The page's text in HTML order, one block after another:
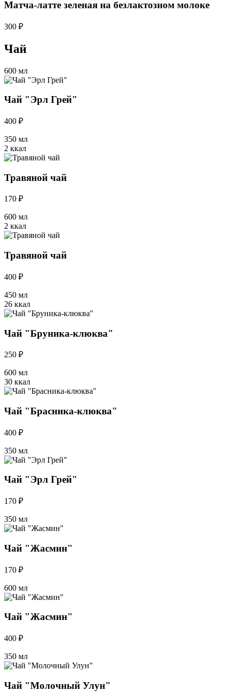
Матча-латте зеленая на безлактозном молоке
300 ₽
Чай
600 мл
Чай "Эрл Грей"
400 ₽
350 мл
2 ккал
Травяной чай
170 ₽
600 мл
2 ккал
Травяной чай
400 ₽
450 мл
26 ккал
Чай "Бруника-клюква"
250 ₽
600 мл
30 ккал
Чай "Брасника-клюква"
400 ₽
350 мл
Чай "Эрл Грей"
170 ₽
350 мл
Чай "Жасмин"
170 ₽
600 мл
Чай "Жасмин"
400 ₽
350 мл
Чай "Молочный Улун"